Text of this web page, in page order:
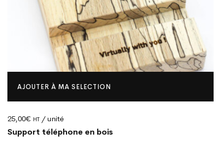
AJOUTER À MA SELECTION
25,00€ HT / unité
Support téléphone en bois